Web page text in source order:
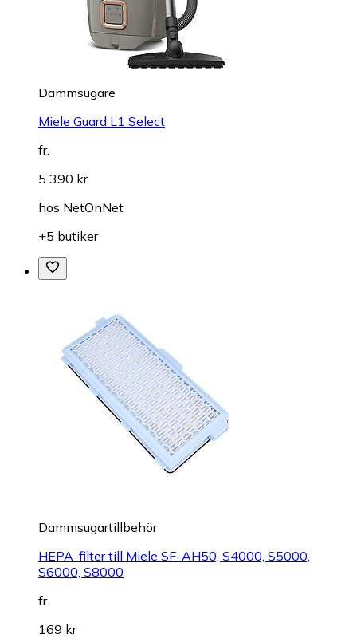
Dammsugare
Miele Guard L1 Select
fr.
5 390 kr
hos NetOnNet
+5 butiker
Dammsugartillbehör
HEPA-filter till Miele SF-AH50, S4000, S5000,
S6000, S8000
fr.
169 kr